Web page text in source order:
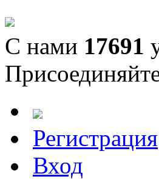
С нами 17691
Регистрация
Вход